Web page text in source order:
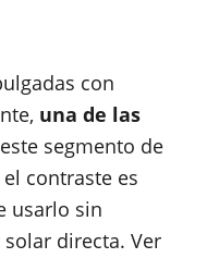
con
una de las
segmento de
contraste es
usarlo sin
directa. Ver